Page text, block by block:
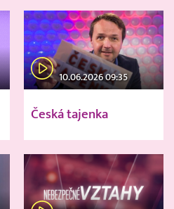
10.06.2026 09:35
Česká tajenka